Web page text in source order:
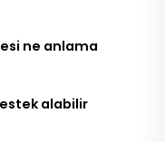
ne anlama
alabilir